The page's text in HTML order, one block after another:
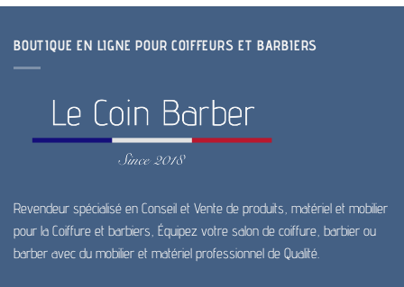
BOUTIQUE EN LIGNE POUR COIFFEURS ET BARBIERS
Revendeur spécialisé en Conseil et Vente de produits, matériel et mobilier
pour la Coiffure et barbiers, Équipez votre salon de coiffure, barbier ou
barber avec du mobilier et matériel professionnel de Qualité.